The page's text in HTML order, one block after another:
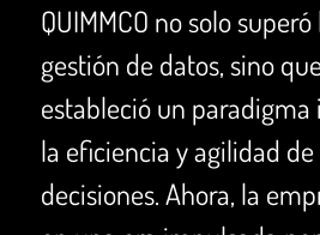
QUIMMCO no solo
gestión de datos, sino
estableció un
la eficiencia y agilidad
decisiones. Ahora, la